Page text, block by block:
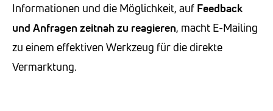
Informationen und die Möglichkeit, auf Feedback
und Anfragen zeitnah zu reagieren, macht E-Mailing
zu einem effektiven Werkzeug für die direkte
Vermarktung.